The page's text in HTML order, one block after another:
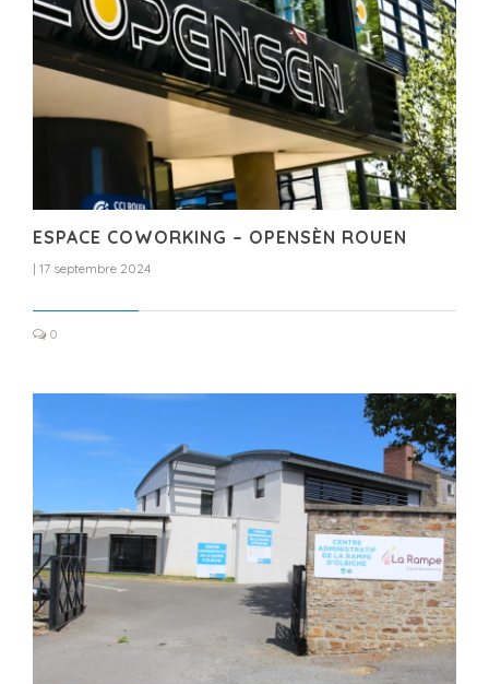
ESPACE COWORKING – OPENSÈN ROUEN
| 17 septembre 2024
0